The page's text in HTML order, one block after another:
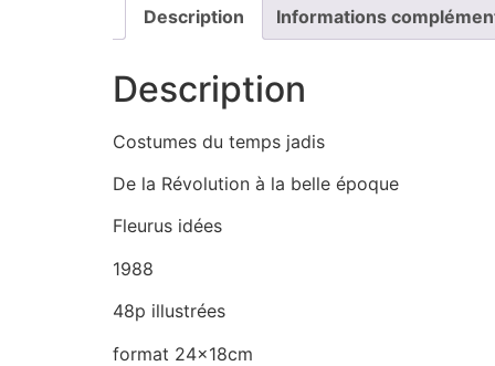
Description Informations
Description
Costumes du temps jadis
De la Révolution à la belle époque
Fleurus idées
1988
48p illustrées
format 24x18cm